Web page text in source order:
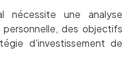
nécessite une analyse
des objectifs
d’investissement de